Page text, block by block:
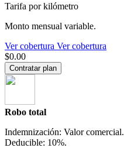
Tarifa por kilómetro
Monto mensual variable.
Ver cobertura Ver cobertura
$0.00
Contratar plan
Robo total
Indemnización: Valor comercial.
Deducible: 10%.